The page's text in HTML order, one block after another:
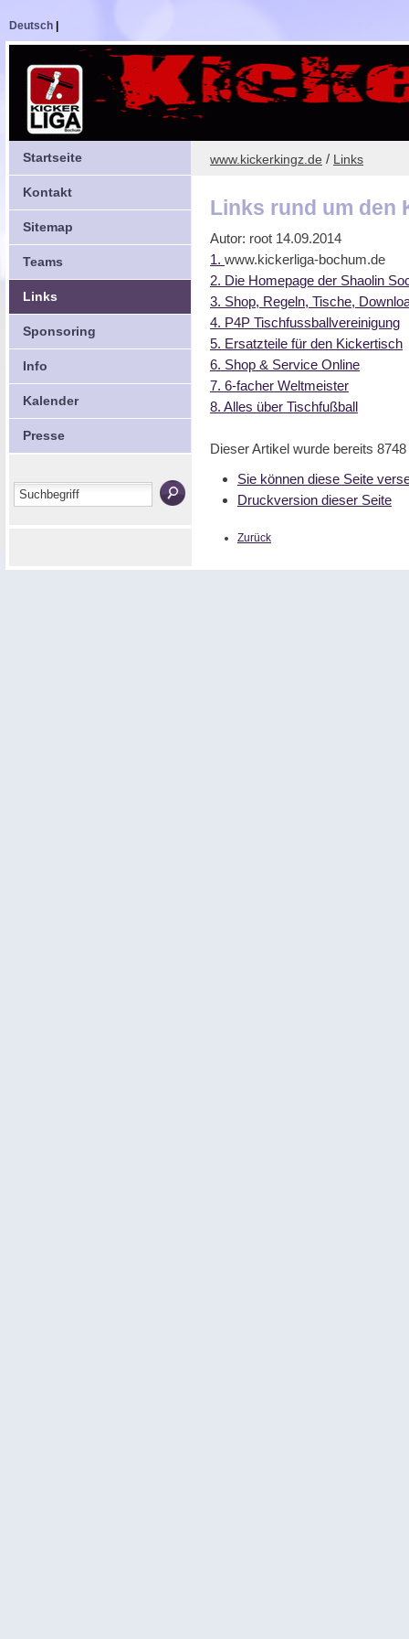
Deutsch
Startseite
Kontakt
Sitemap
Teams
Links
Sponsoring
Info
Kalender
Presse
www.kickerkingz.de / Links
Links rund um den
Autor: root 14.09.2014
1. www.kickerliga-bochum.de
2. Die Homepage der Shaolin
3. Shop, Regeln, Tische,
4. P4P Tischfussballvereinigung
5. Ersatzteile für den Kickertisch
6. Shop & Service Online
7. 6-facher Weltmeister
8. Alles über Tischfußball
Dieser Artikel wurde bereits
Sie können diese Seite
Druckversion dieser Seite
Zurück